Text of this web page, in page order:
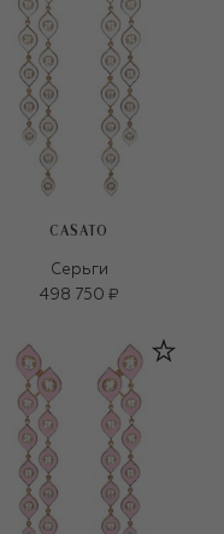
CASATO
Серьги
498 750 ₽